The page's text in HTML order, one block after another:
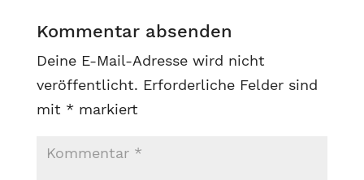
Kommentar absenden
Deine E-Mail-Adresse wird nicht
veröffentlicht. Erforderliche Felder sind
mit * markiert